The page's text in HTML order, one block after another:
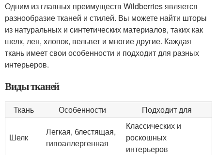
Одним из главных преимуществ Wildberries является
разнообразие тканей и стилей. Вы можете найти шторы
из натуральных и синтетических материалов, таких как
шелк, лен, хлопок, вельвет и многие другие. Каждая
ткань имеет свои особенности и подходит для разных
интерьеров.
Виды тканей
Ткань Особенности Подходит для
Шелк
Легкая, блестящая,
гипоаллергенная
Классических и
роскошных
интерьеров